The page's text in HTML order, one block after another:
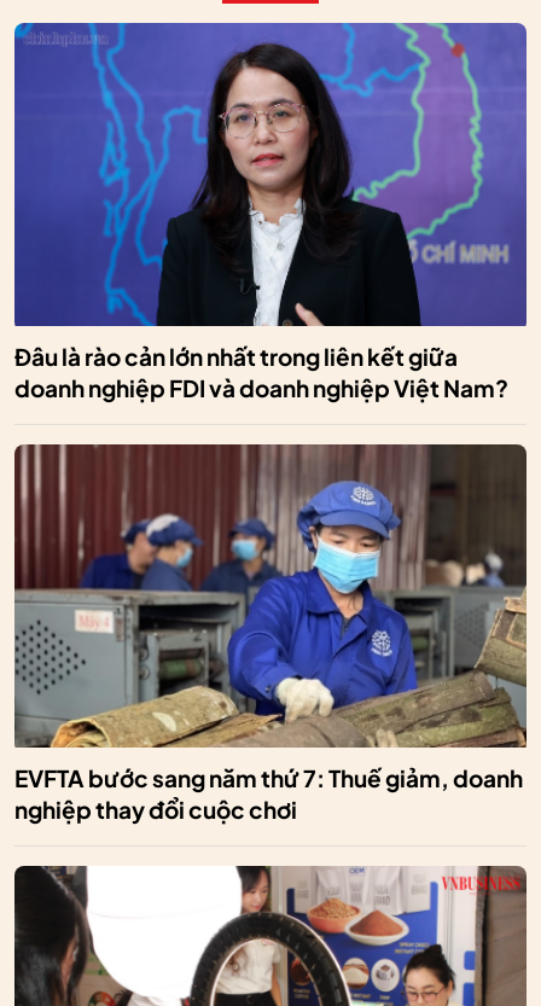
Đâu là rào cản lớn nhất trong liên kết giữa
doanh nghiệp FDI và doanh nghiệp Việt Nam?
EVFTA bước sang năm thứ 7: Thuế giảm, doanh
nghiệp thay đổi cuộc chơi